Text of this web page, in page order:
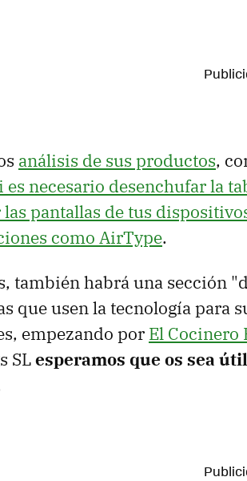
análisis de sus productos,
es necesario desenchufar la
pantallas de tus
como AirType.
también habrá una sección
que usen la tecnología para
empezando por El Cocinero
SLesperamos que os sea útil